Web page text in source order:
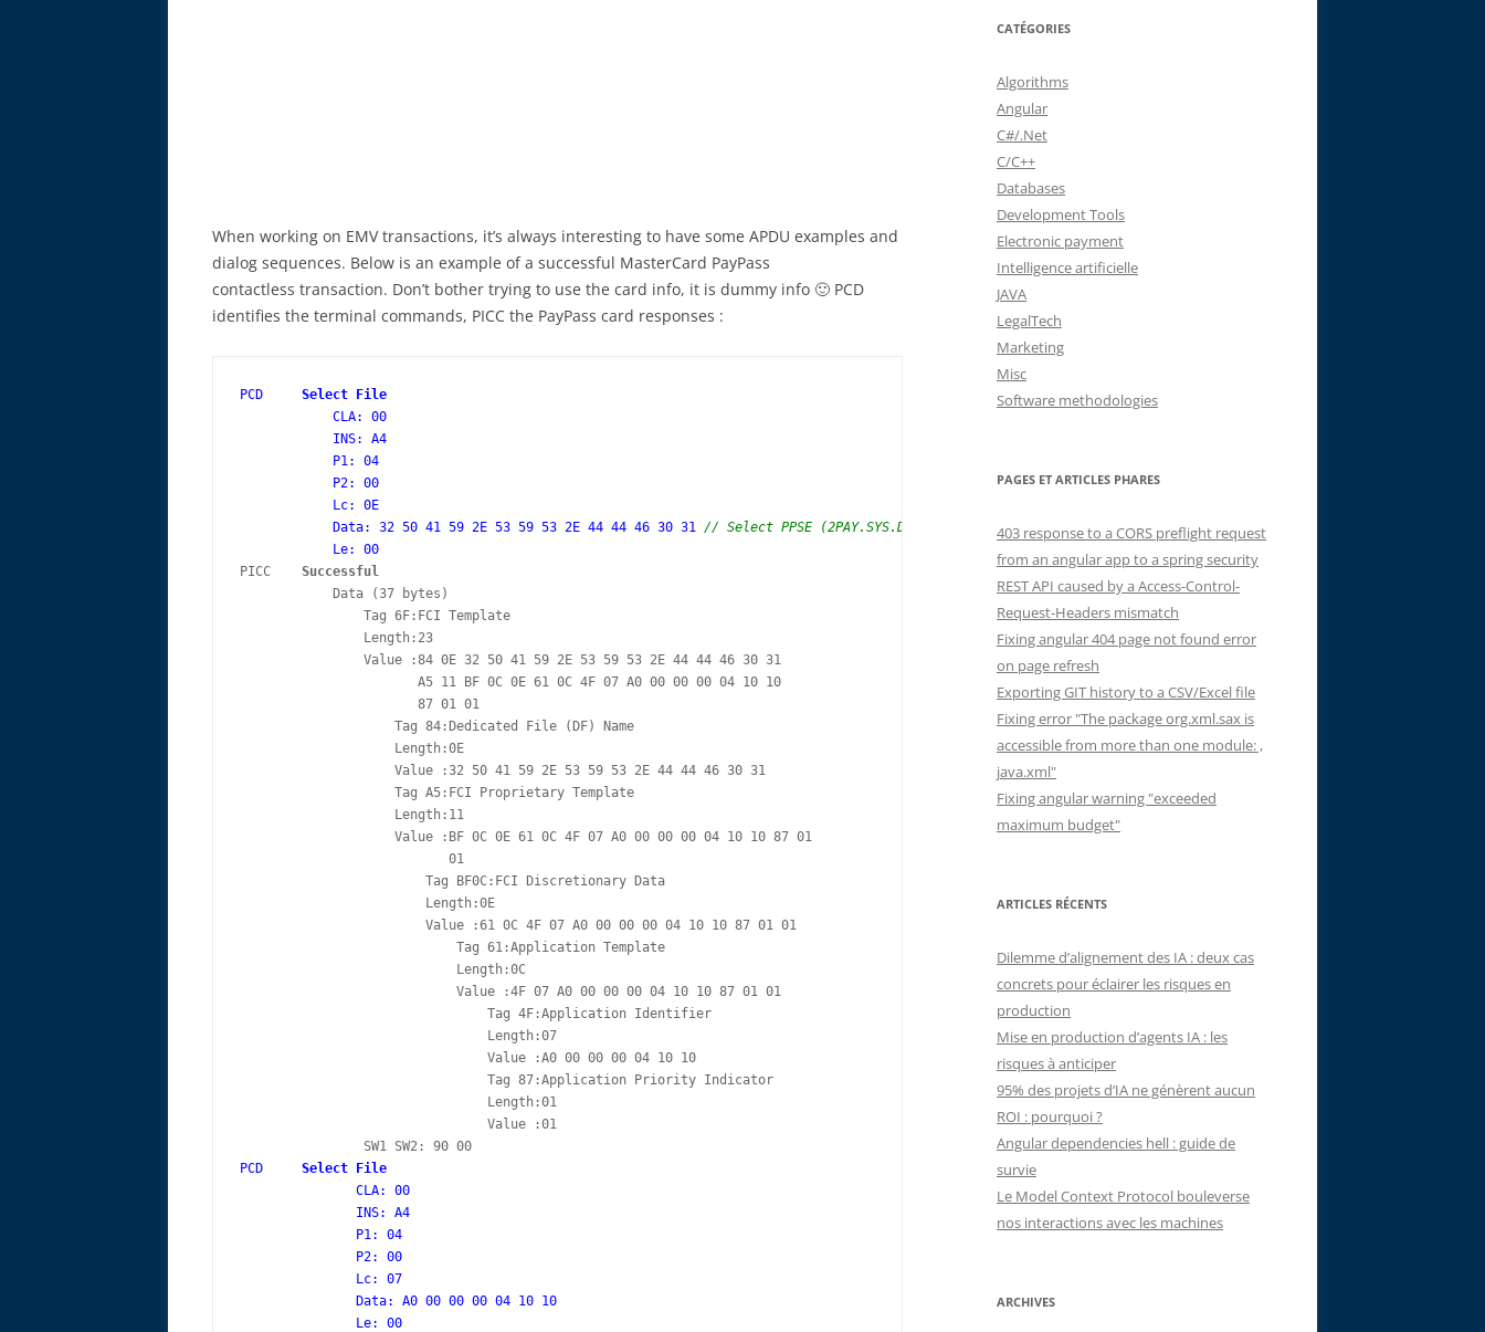
When working on EMV transactions, it’s always interesting to have some APDU examples and
dialog sequences. Below is an example of a successful MasterCard PayPass
contactless transaction. Don’t bother trying to use the card info, it is dummy info 🙂 PCD
identifies the terminal commands, PICC the PayPass card responses :
PCD Select File
            CLA: 00
            INS: A4
            P1: 04
            P2: 00
            Lc: 0E
            Data: 32 50 41 59 2E 53 59 53 2E 44 44 46 30 31
// Select PPSE (2PAY.SYS.DDF01)
            Le: 00
PICC Successful
            Data (37 bytes)
                Tag 6F:FCI Template
                Length:23
                Value :84 0E 32 50 41 59 2E 53 59 53 2E 44 44 46 30 31
                       A5 11 BF 0C 0E 61 0C 4F 07 A0 00 00 00 04 10 10
                       87 01 01
                    Tag 84:Dedicated File (DF) Name
                    Length:0E
                    Value :32 50 41 59 2E 53 59 53 2E 44 44 46 30 31
                    Tag A5:FCI Proprietary Template
                    Length:11
                    Value :BF 0C 0E 61 0C 4F 07 A0 00 00 00 04 10 10 87 01
                           01
                        Tag BF0C:FCI Discretionary Data
                        Length:0E
                        Value :61 0C 4F 07 A0 00 00 00 04 10 10 87 01 01
                            Tag 61:Application Template
                            Length:0C
                            Value :4F 07 A0 00 00 00 04 10 10 87 01 01
                                Tag 4F:Application Identifier
                                Length:07
                                Value :A0 00 00 00 04 10 10
                                Tag 87:Application Priority Indicator
                                Length:01
                                Value :01
PCD Select File
               CLA: 00
               INS: A4
               P1: 04
               P2: 00
               Lc: 07
               Data: A0 00 00 00 04 10 10
               Le: 00
CATÉGORIES
Algorithms
Angular
C#/.Net
C/C++
Databases
Development Tools
Electronic payment
Intelligence artificielle
JAVA
LegalTech
Marketing
Misc
Software methodologies
PAGES ET ARTICLES PHARES
403 response to a CORS preflight request
from an angular app to a spring security
REST API caused by a Access-Control-
Request-Headers mismatch
Fixing angular 404 page not found error
on page refresh
Exporting GIT history to a CSV/Excel file
Fixing error "The package org.xml.sax is
accessible from more than one module: ,
java.xml"
Fixing angular warning "exceeded
maximum budget"
ARTICLES RÉCENTS
Dilemme d’alignement des IA : deux cas
concrets pour éclairer les risques en
production
Mise en production d’agents IA : les
risques à anticiper
95% des projets d’IA ne génèrent aucun
ROI : pourquoi ?
Angular dependencies hell : guide de
survie
Le Model Context Protocol bouleverse
nos interactions avec les machines
ARCHIVES